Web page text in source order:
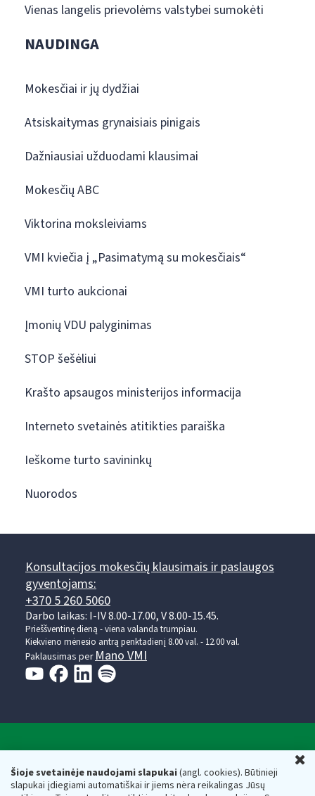
Šioje svetainėje naudojami slapukai(angl. cookies). Būtinieji
slapukai įdiegiami automatiškai ir jiems nėra reikalingas Jūsų
Vienas langelis prievolėms valstybei sumokėti
NAUDINGA
Mokesčiai ir jų dydžiai
Atsiskaitymas grynaisiais pinigais
Dažniausiai užduodami klausimai
Mokesčių ABC
Viktorina moksleiviams
VMI kviečia į „Pasimatymą su mokesčiais“
VMI turto aukcionai
Įmonių VDU palyginimas
STOP šešėliui
Krašto apsaugos ministerijos informacija
Interneto svetainės atitikties paraiška
Ieškome turto savininkų
Nuorodos
Konsultacijos mokesčių klausimais ir paslaugos
gyventojams:
+370 5 260 5060
Darbo laikas: I-IV 8.00-17.00, V 8.00-15.45.
Prieššventinę dieną - viena valanda trumpiau.
Kiekvieno mėnesio antrą penktadienį 8.00 val. - 12.00 val.
Paklausimas per Mano VMI
Respublikos finansų ministerijos